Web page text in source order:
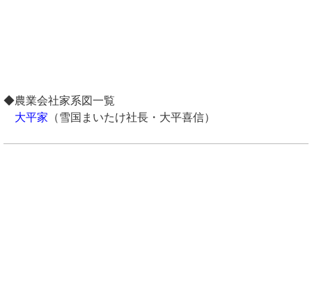
◆農業会社家系図一覧
大平家 （雪国まいたけ社長・大平喜信）